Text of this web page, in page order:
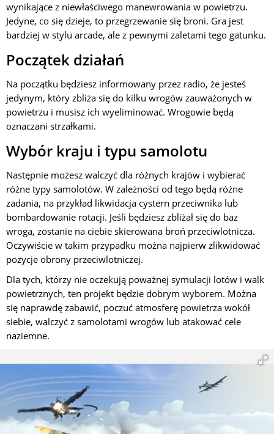
wynikające z niewłaściwego manewrowania w powietrzu.
Jedyne, co się dzieje, to przegrzewanie się broni. Gra jest
bardziej w stylu arcade, ale z pewnymi zaletami tego gatunku.
Początek działań
Na początku będziesz informowany przez radio, że jesteś
jedynym, który zbliża się do kilku wrogów zauważonych w
powietrzu i musisz ich wyeliminować. Wrogowie będą
oznaczani strzałkami.
Wybór kraju i typu samolotu
Następnie możesz walczyć dla różnych krajów i wybierać
różne typy samolotów. W zależności od tego będą różne
zadania, na przykład likwidacja cystern przeciwnika lub
bombardowanie rotacji. Jeśli będziesz zbliżał się do baz
wroga, zostanie na ciebie skierowana broń przeciwlotnicza.
Oczywiście w takim przypadku można najpierw zlikwidować
pozycje obrony przeciwlotniczej.
Dla tych, którzy nie oczekują poważnej symulacji lotów i walk
powietrznych, ten projekt będzie dobrym wyborem. Można
się naprawdę zabawić, poczuć atmosferę powietrza wokół
siebie, walczyć z samolotami wrogów lub atakować cele
naziemne.